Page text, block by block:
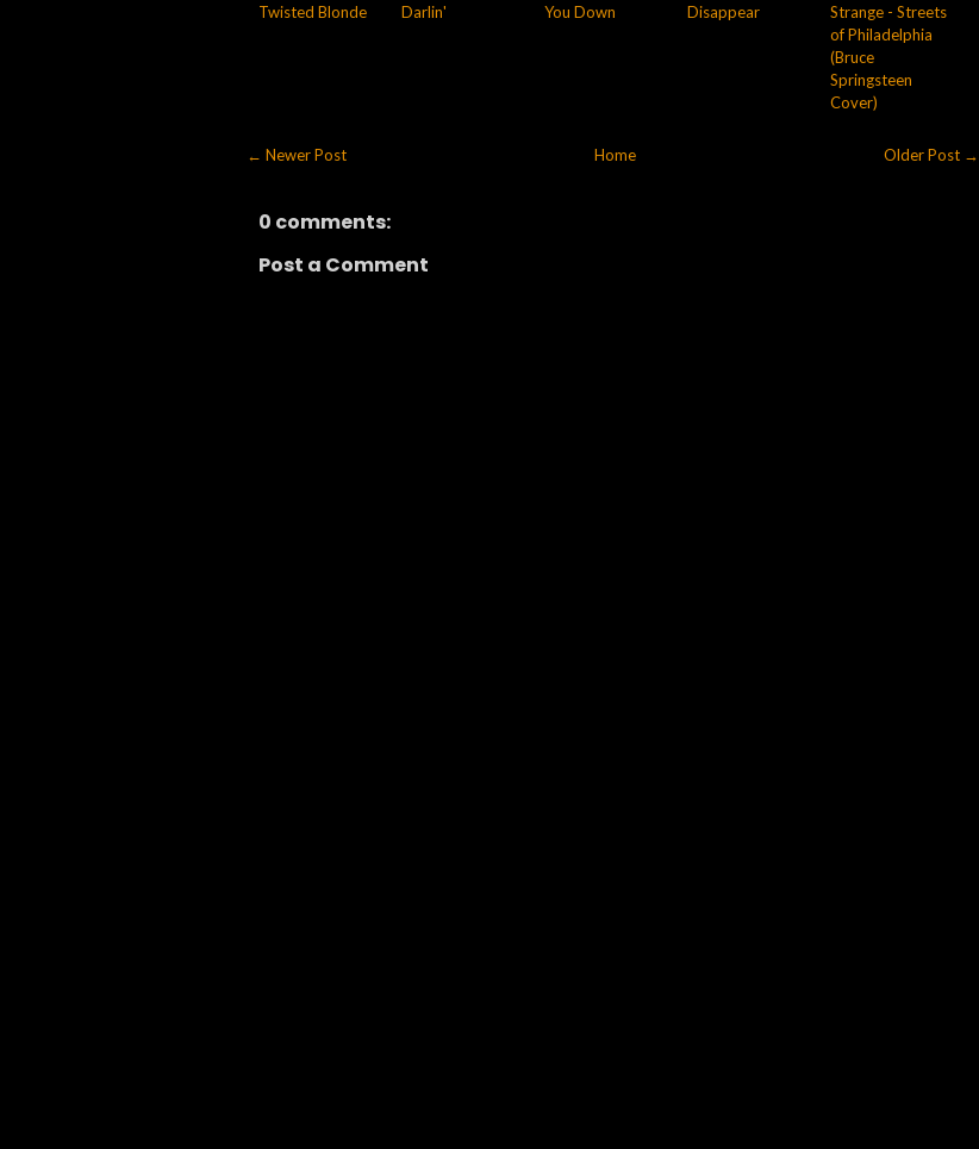
Twisted Blonde
Darlin'
You Down
Disappear
Strange - Streets
of Philadelphia
(Bruce
Springsteen
Cover)
← Newer Post Older Post →
Home
0 comments:
Post a Comment